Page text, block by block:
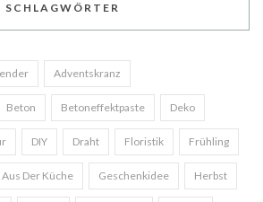
SCHLAGWÖRTER
Adventskranz
Beton Betoneffektpaste Deko
DIY Draht Floristik Frühling
Der Küche Geschenkidee Herbst